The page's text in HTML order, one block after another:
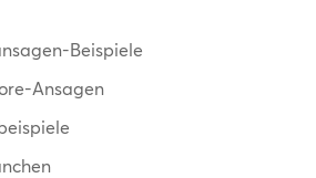
Beispiele
Ansagen